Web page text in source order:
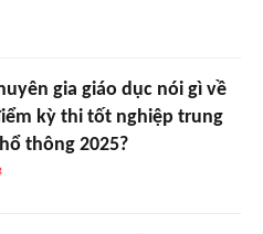
gia giáo dục nói gì về
kỳ thi tốt nghiệp trung
thông 2025?